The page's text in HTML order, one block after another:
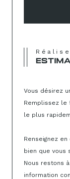
Vous désirez
Remplissez le
le plus
Renseignez
bien que vous
Nous restons
information